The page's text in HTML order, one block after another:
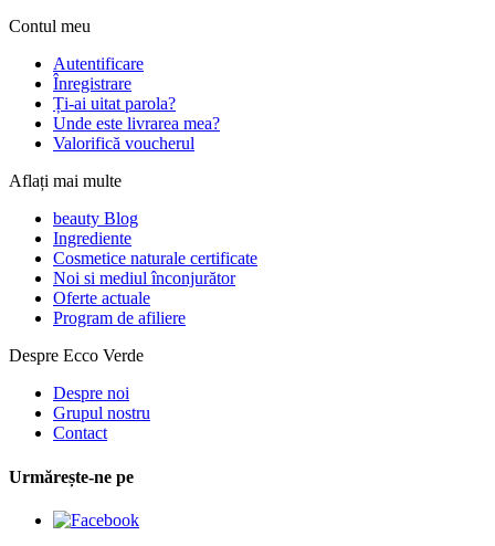
Contul meu
Autentificare
Înregistrare
Ți-ai uitat parola?
Unde este livrarea mea?
Valorifică voucherul
Aflați mai multe
beauty Blog
Ingrediente
Cosmetice naturale certificate
Noi si mediul înconjurător
Oferte actuale
Program de afiliere
Despre Ecco Verde
Despre noi
Grupul nostru
Contact
Urmărește-ne pe